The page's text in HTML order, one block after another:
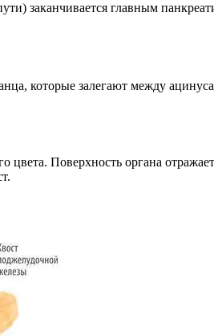
заканчивается главным
которые залегают между
цвета. Поверхность органа